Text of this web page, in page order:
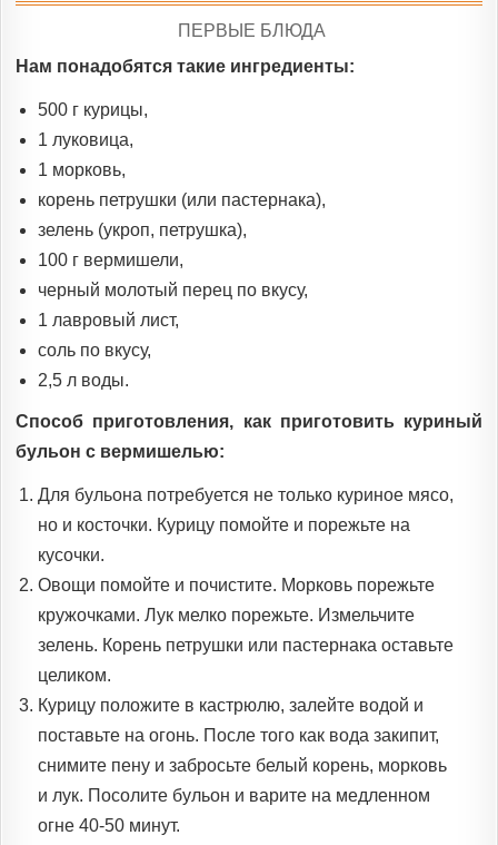
POSTED
ПЕРВЫЕ БЛЮДА
Нам понадобятся такие ингредиенты:
500 г курицы,
1 луковица,
1 морковь,
корень петрушки (или пастернака),
зелень (укроп, петрушка),
100 г вермишели,
черный молотый перец по вкусу,
1 лавровый лист,
соль по вкусу,
2,5 л воды.
Способ приготовления, как приготовить куриный
бульон с вермишелью:
Для бульона потребуется не только куриное мясо,
но и косточки. Курицу помойте и порежьте на
кусочки.
Овощи помойте и почистите. Морковь порежьте
кружочками. Лук мелко порежьте. Измельчите
зелень. Корень петрушки или пастернака оставьте
целиком.
Курицу положите в кастрюлю, залейте водой и
поставьте на огонь. После того как вода закипит,
снимите пену и забросьте белый корень, морковь
и лук. Посолите бульон и варите на медленном
огне 40-50 минут.